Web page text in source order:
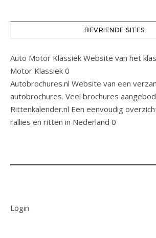
BEVRIENDE SITES
Auto Motor Klassiek Website van het
Motor Klassiek 0
Autobrochures.nl Website van een
autobrochures. Veel brochures
Rittenkalender.nl Een eenvoudig
rallies en ritten in Nederland 0
Login